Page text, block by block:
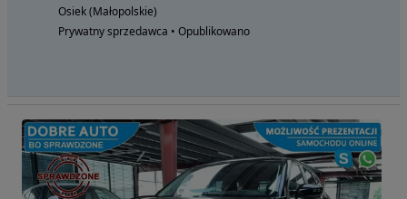
Osiek (Małopolskie)
Prywatny sprzedawca • Opublikowano